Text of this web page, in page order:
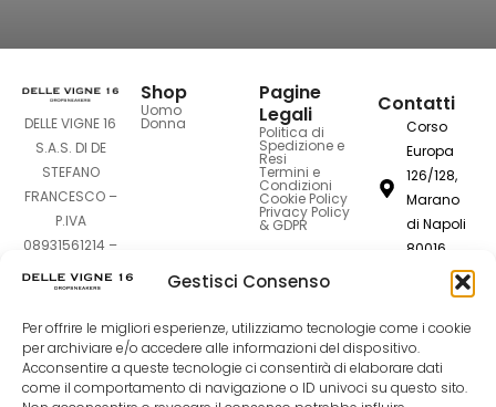
Gestisci Consenso
Per offrire le migliori esperienze, utilizziamo tecnologie come i cookie
per archiviare e/o accedere alle informazioni del dispositivo.
Acconsentire a queste tecnologie ci consentirà di elaborare dati
come il comportamento di navigazione o ID univoci su questo sito.
DELLE VIGNE 16
S.A.S. DI DE
STEFANO
FRANCESCO –
P.IVA
08931561214 –
Sede Legale:
Corso Europa
80016 Marano
di Napoli (NA)
Shop
Uomo
Donna
Pagine
Legali
Politica di
Spedizione e
Resi
Termini e
Condizioni
Cookie Policy
Privacy Policy
& GDPR
Contatti
Corso
Europa
126/128,
Marano
di Napoli
80016
081
7420994